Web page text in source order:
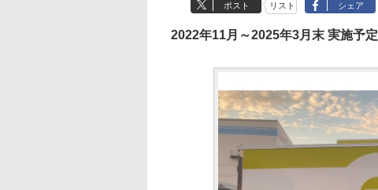
ポスト リスト シェア
2022年11月～2025年3月末 実施予定